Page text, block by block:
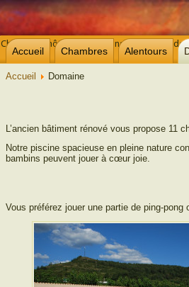
Chambre d’hôtes et gites dans l’Aude près
Accueil Chambres Alentours
Accueil Domaine
L’ancien bâtiment rénové vous propose 11
Notre piscine spacieuse en pleine nature
bambins peuvent jouer à cœur joie.
Vous préférez jouer une partie de ping-